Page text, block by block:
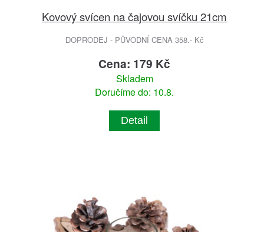
Kovový svícen na čajovou svíčku 21cm
DOPRODEJ - PŮVODNÍ CENA 358.- Kč
Cena: 179 Kč
Skladem
Doručíme do: 10.8.
Detail